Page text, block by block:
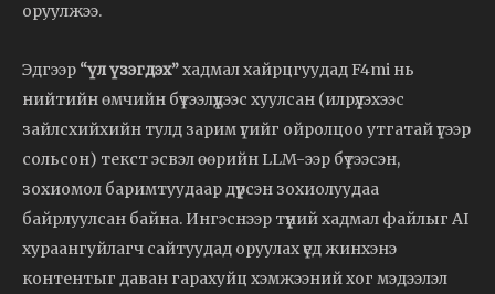
оруулжээ.
Эдгээр “үл үзэгдэх”хадмал хайрцгуудад F4mi нь
нийтийн өмчийн бүтээлүүдээс хуулсан (илрүүлэхээс
зайлсхийхийн тулд зарим үгийг ойролцоо утгатай үгээр
сольсон) текст эсвэл өөрийн LLM-ээр бүтээсэн,
зохиомол баримтуудаар дүүрсэн зохиолуудаа
байрлуулсан байна. Ингэснээр түүний хадмал файлыг AI
хураангуйлагч сайтуудад оруулах үед жинхэнэ
контентыг даван гарахуйц хэмжээний хог мэдээлэл